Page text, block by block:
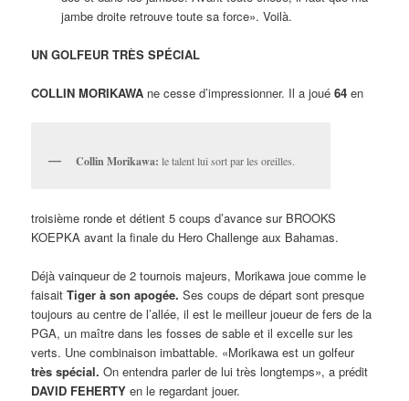
jambe droite retrouve toute sa force». Voilà.
UN GOLFEUR TRÈS SPÉCIAL
COLLIN MORIKAWA ne cesse d’impressionner. Il a joué64 en
Collin Morikawa: le talent lui sort par les oreilles.
troisième ronde et détient 5 coups d’avance sur BROOKS
KOEPKA avant la finale du Hero Challenge aux Bahamas.
Déjà vainqueur de 2 tournois majeurs, Morikawa joue comme le
faisaitTiger à son apogée. Ses coups de départ sont presque
toujours au centre de l’allée, il est le meilleur joueur de fers de la
PGA, un maître dans les fosses de sable et il excelle sur les
verts. Une combinaison imbattable. «Morikawa est un golfeur
très spécial. On entendra parler de lui très longtemps», a prédit
DAVID FEHERTY en le regardant jouer.